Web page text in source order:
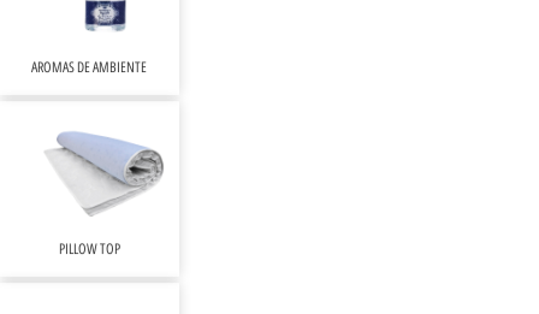
PILLOW TOP
AROMAS DE AMBIENTE